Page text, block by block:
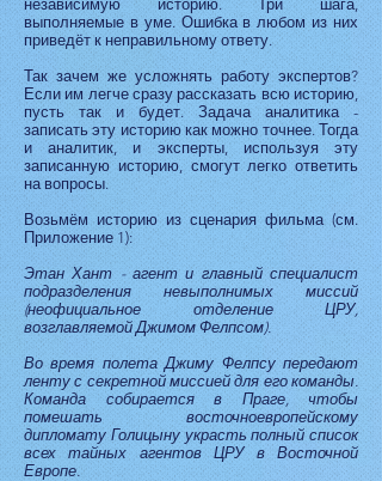
независимую историю. Три шага,
выполняемые в уме. Ошибка в любом из них
приведёт к неправильному ответу.
Так зачем же усложнять работу экспертов?
Если им легче сразу рассказать всю историю,
пусть так и будет. Задача аналитика -
записать эту историю как можно точнее. Тогда
и аналитик, и эксперты, используя эту
записанную историю, смогут легко ответить
на вопросы.
Возьмём историю из сценария фильма (см.
Приложение 1):
Этан Хант - агент и главный специалист
подразделения невыполнимых миссий
(неофициальное отделение ЦРУ,
возглавляемой Джимом Фелпсом).
Во время полета Джиму Фелпсу передают
ленту с секретной миссией для его команды.
Команда собирается в Праге, чтобы
помешать восточноевропейскому
дипломату Голицыну украсть полный список
всех тайных агентов ЦРУ в Восточной
Европе.